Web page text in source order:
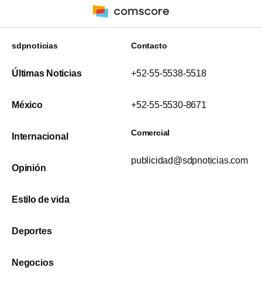
sdpnoticias
Últimas Noticias
México
Internacional
Opinión
Estilo de vida
Deportes
Negocios
Contacto
+52-55-5538-5518
+52-55-5530-8671
Comercial
publicidad@sdpnoticias.com